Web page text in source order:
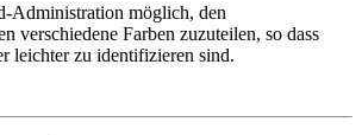
Administration möglich, den
verschiedene Farben zuzuteilen, so dass
leichter zu identifizieren sind.